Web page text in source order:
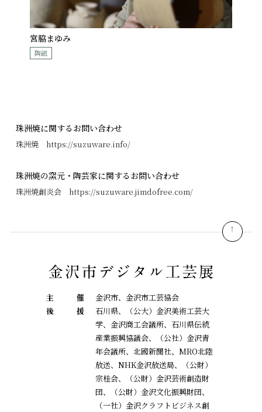
宮脇まゆみ
陶磁
珠洲焼に関するお問い合わせ
珠洲焼 https://suzuware.info/
珠洲焼の窯元・陶芸家に関するお問い合わせ
珠洲焼創炎会 https://suzuware.jimdofree.com/
主 催
金沢市、金沢市工芸協会
後
援
石川県、（公大）金沢美術工芸大
学、金沢商工会議所、石川県伝統
産業振興協議会、
（公社）金沢青
年会議所、北國新聞社、MRO北陸
放送、NHK金沢放送局、（公財）
宗桂会、
（公財）金沢芸術創造財
団、（公財）金沢文化振興財団、
（一社）金沢クラフトビジネス創